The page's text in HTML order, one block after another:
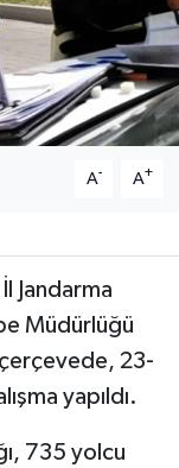
A- A+
Jandarma
Müdürlüğü
çerçevede, 23-
yapıldı.
735 yolcu